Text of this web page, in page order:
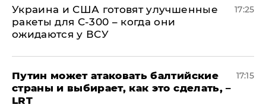
Украина и США готовят улучшенные
ракеты для С-300 – когда они
ожидаются у ВСУ
17:25
Путин может атаковать балтийские
страны и выбирает, как это сделать, –
LRT
17:15